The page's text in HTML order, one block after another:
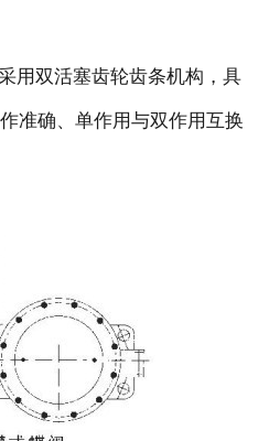
双活塞齿轮齿条机构，具
准确、单作用与双作用互换